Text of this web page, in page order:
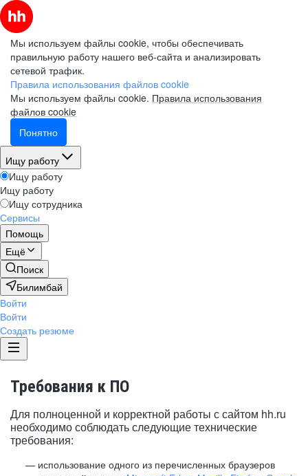
Мы используем файлы cookie, чтобы обеспечивать
правильную работу нашего веб-сайта и анализировать
сетевой трафик.
Правила использования файлов cookie
Мы используем файлы cookie. Правила использования
файлов cookie
Понятно
Ищу работу
Ищу работу
Ищу работу
Ищу сотрудника
Сервисы
Помощь
Ещё
Поиск
Билимбай
Войти
Войти
Создать резюме
Требования к ПО
Для полноценной и корректной работы с сайтом hh.ru
необходимо соблюдать следующие технические
требования:
использование одного из перечисленных браузеров